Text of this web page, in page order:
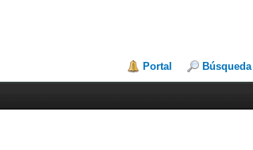
Portal Búsqueda